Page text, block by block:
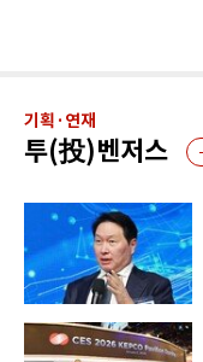
기획·연재
투(投)벤저스